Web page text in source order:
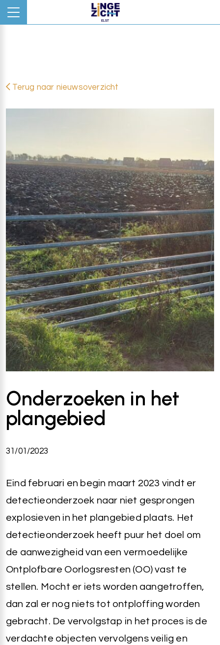
Terug naar nieuwsoverzicht
Onderzoeken in het
plangebied
31/01/2023
Eind februari en begin maart 2023 vindt er
detectieonderzoek naar niet gesprongen
explosieven in het plangebied plaats. Het
detectieonderzoek heeft puur het doel om
de aanwezigheid van een vermoedelijke
Ontplofbare Oorlogsresten (OO) vast te
stellen. Mocht er iets worden aangetroffen,
dan zal er nog niets tot ontploffing worden
gebracht. De vervolgstap in het proces is de
verdachte objecten vervolgens veilig en